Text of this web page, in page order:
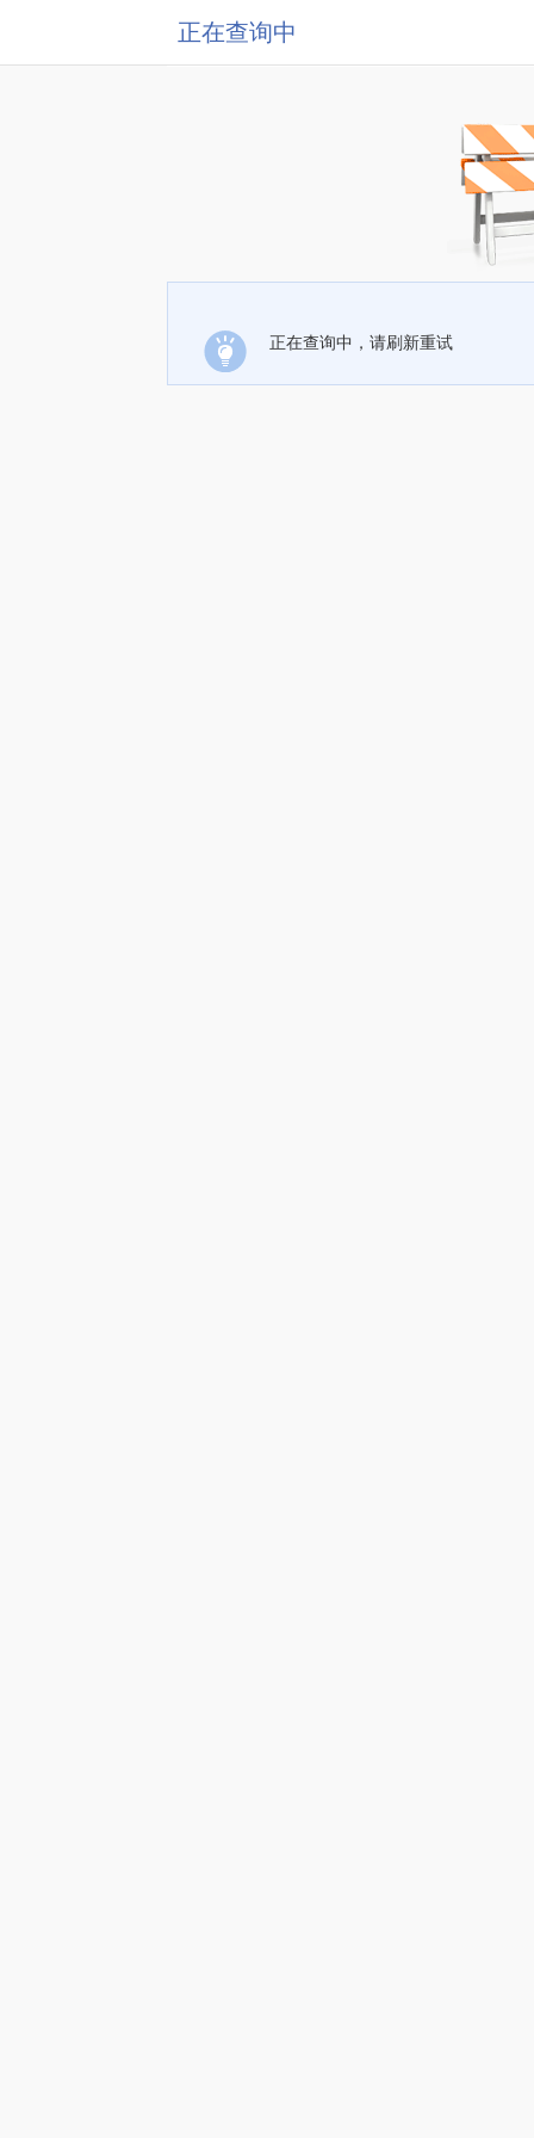
正在查询中
正在查询中，请刷新重试